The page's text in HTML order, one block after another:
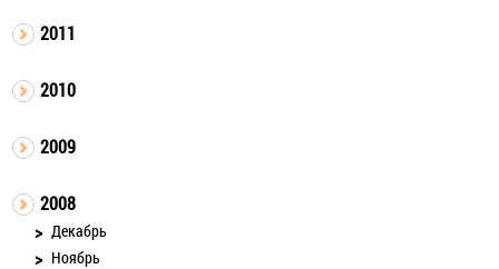
2011
2010
2009
2008
Декабрь
Ноябрь